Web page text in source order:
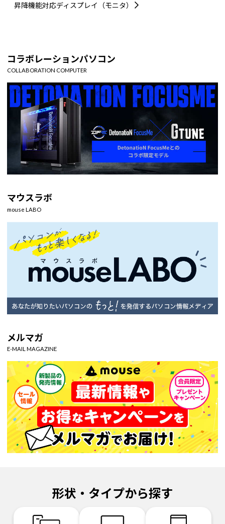
昇降機能対応ディスプレイ（モニタ）
コラボレーションパソコン
COLLABORATION COMPUTER
マウスラボ
mouse LABO
メルマガ
E-MAIL MAGAZINE
形状・タイプから探す